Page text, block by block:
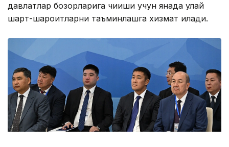
давлатлар бозорларига чиқиши учун янада қулай
шарт-шароитларни таъминлашга хизмат қилади.